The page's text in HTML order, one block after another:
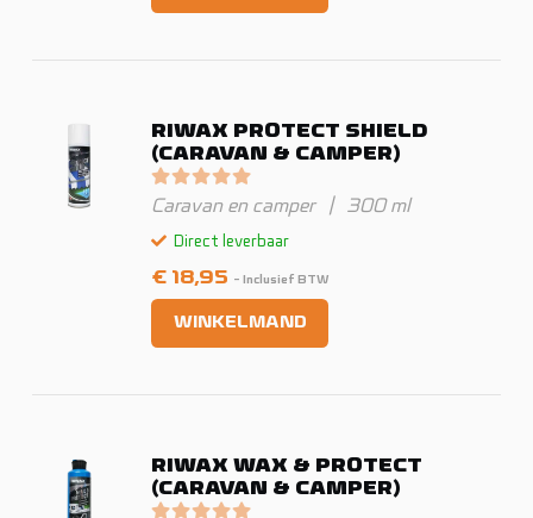
RIWAX PROTECT SHIELD
(CARAVAN & CAMPER)
Gewaardeerd0uit 5
Caravan en camper | 300 ml
Direct leverbaar
€ 18,95 - Inclusief BTW
WINKELMAND
RIWAX WAX & PROTECT
(CARAVAN & CAMPER)